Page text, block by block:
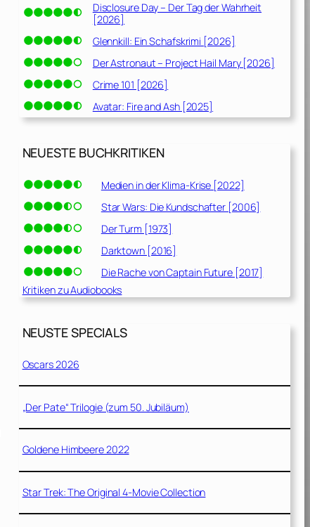
Disclosure Day – Der Tag der Wahrheit
[2026]
Glennkill: Ein Schafskrimi [2026]
Der Astronaut – Project Hail Mary [2026]
Crime 101 [2026]
Avatar: Fire and Ash [2025]
NEUESTE BUCHKRITIKEN
Medien in der Klima-Krise [2022]
Star Wars: Die Kundschafter [2006]
Der Turm [1973]
Darktown [2016]
Die Rache von Captain Future [2017]
Kritiken zu Audiobooks
NEUSTE SPECIALS
Oscars 2026
„Der Pate“ Trilogie (zum 50. Jubiläum)
Goldene Himbeere 2022
Star Trek: The Original 4-Movie Collection